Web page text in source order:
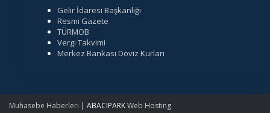
Gelir İdaresi Başkanlığı
Resmi Gazete
TÜRMOB
Vergi Takvimi
Merkez Bankası Döviz Kurları
Muhasebe Haberleri | ABACIPARKWeb Hosting